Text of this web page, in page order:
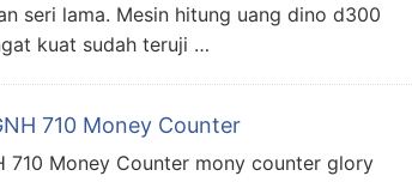
seri lama. Mesin hitung uang dino d300
kuat sudah teruji …
710 Money Counter
710 Money Counter mony counter glory